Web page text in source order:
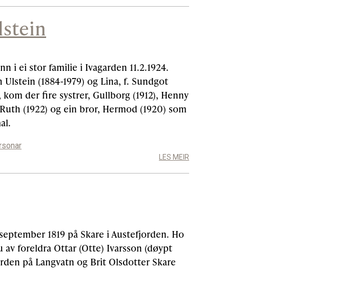
i ei stor familie i Ivagarden 11.2.1924.
Ulstein (1884-1979) og Lina, f. Sundgot
kom der fire systrer, Gullborg (1912), Henny
Ruth (1922) og ein bror, Hermod (1920) som
LES MEIR
1819 på Skare i Austefjorden. Ho
av foreldra Ottar (Otte) Ivarsson (døypt
på Langvatn og Brit Olsdotter Skare